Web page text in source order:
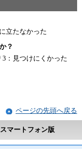
立たなかった
？
3：見つけにくかった
ページの先頭へ戻る
スマートフォン版